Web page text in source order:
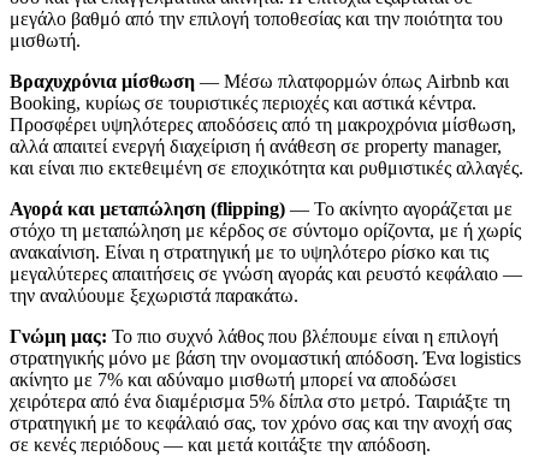
μεγάλο βαθμό από την επιλογή τοποθεσίας και την ποιότητα του
μισθωτή.
Βραχυχρόνια μίσθωση — Μέσω πλατφορμών όπως Airbnb και
Booking, κυρίως σε τουριστικές περιοχές και αστικά κέντρα.
Προσφέρει υψηλότερες αποδόσεις από τη μακροχρόνια μίσθωση,
αλλά απαιτεί ενεργή διαχείριση ή ανάθεση σε property manager,
και είναι πιο εκτεθειμένη σε εποχικότητα και ρυθμιστικές αλλαγές.
Αγορά και μεταπώληση (flipping) — Το ακίνητο αγοράζεται με
στόχο τη μεταπώληση με κέρδος σε σύντομο ορίζοντα, με ή χωρίς
ανακαίνιση. Είναι η στρατηγική με το υψηλότερο ρίσκο και τις
μεγαλύτερες απαιτήσεις σε γνώση αγοράς και ρευστό κεφάλαιο —
την αναλύουμε ξεχωριστά παρακάτω.
Γνώμη μας: Το πιο συχνό λάθος που βλέπουμε είναι η επιλογή
στρατηγικής μόνο με βάση την ονομαστική απόδοση. Ένα logistics
ακίνητο με 7% και αδύναμο μισθωτή μπορεί να αποδώσει
χειρότερα από ένα διαμέρισμα 5% δίπλα στο μετρό. Ταιριάξτε τη
στρατηγική με το κεφάλαιό σας, τον χρόνο σας και την ανοχή σας
σε κενές περιόδους — και μετά κοιτάξτε την απόδοση.